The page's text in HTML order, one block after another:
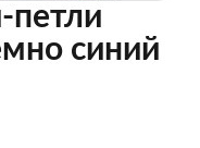
петли
синий